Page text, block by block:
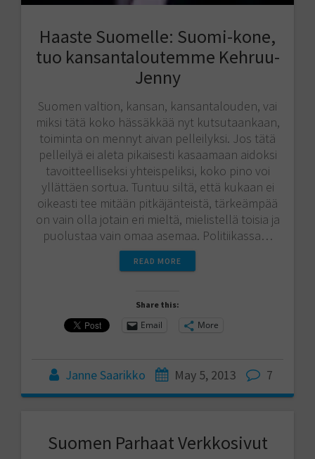
Haaste Suomelle: Suomi-kone,
tuo kansantaloutemme Kehruu-
Jenny
Suomen valtion, kansan, kansantalouden, vai
miksi tätä koko hässäkkää nyt kutsutaankaan,
toiminta on mennyt aivan pelleilyksi. Jos tätä
pelleilyä ei aleta pikaisesti kasaamaan aidoksi
tavoitteelliseksi yhteispeliksi, koko pino voi
yllättäen sortua. Tuntuu siltä, että kukaan ei
oikeasti tee mitään pitkäjänteistä, tärkeämpää
on vain olla jotain eri mieltä, mielistellä toisia ja
puolustaa vain omaa asemaa. Politiikassa…
READ MORE
Share this:
Email More
Janne Saarikko May 5, 2013 7
Suomen Parhaat Verkkosivut